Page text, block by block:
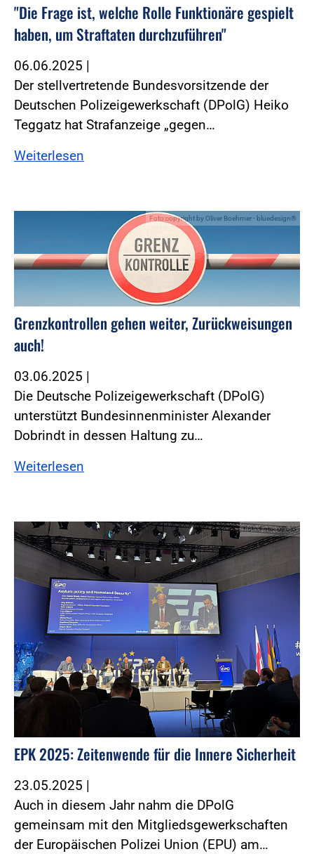
"Die Frage ist, welche Rolle Funktionäre gespielt
haben, um Straftaten durchzuführen"
06.06.2025 |
Der stellvertretende Bundesvorsitzende der
Deutschen Polizeigewerkschaft (DPolG) Heiko
Teggatz hat Strafanzeige „gegen…
Weiterlesen
Foto:copyright by Oliver Boehmer - bluedesign®
Grenzkontrollen gehen weiter, Zurückweisungen
auch!
03.06.2025 |
Die Deutsche Polizeigewerkschaft (DPolG)
unterstützt Bundesinnenminister Alexander
Dobrindt in dessen Haltung zu…
Weiterlesen
Foto:Foto: DPolG
EPK 2025: Zeitenwende für die Innere Sicherheit
23.05.2025 |
Auch in diesem Jahr nahm die DPolG
gemeinsam mit den Mitgliedsgewerkschaften
der Europäischen Polizei Union (EPU) am…